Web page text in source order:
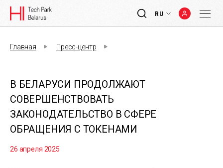
RU
Главная Пресс-центр
В БЕЛАРУСИ ПРОДОЛЖАЮТ
СОВЕРШЕНСТВОВАТЬ
ЗАКОНОДАТЕЛЬСТВО В СФЕРЕ
ОБРАЩЕНИЯ С ТОКЕНАМИ
26 апреля 2025